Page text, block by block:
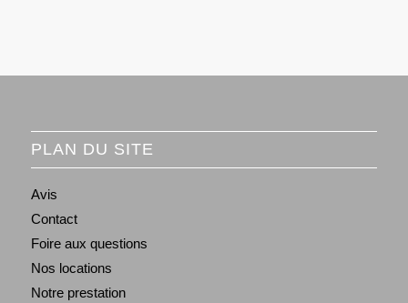
PLAN DU SITE
Avis
Contact
Foire aux questions
Nos locations
Notre prestation